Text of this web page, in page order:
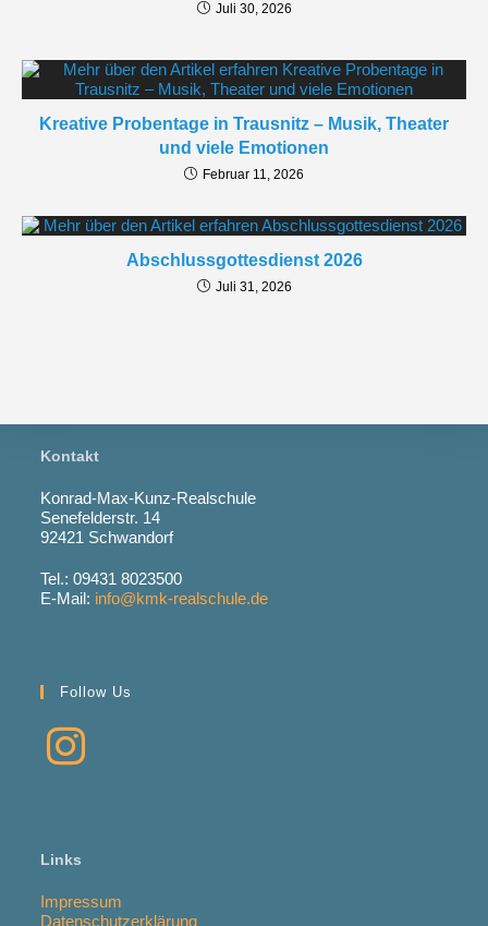
Juli 30, 2026
Kreative Probentage in Trausnitz – Musik, Theater
und viele Emotionen
Februar 11, 2026
Abschlussgottesdienst 2026
Juli 31, 2026
Kontakt
Konrad-Max-Kunz-Realschule
Senefelderstr. 14
92421 Schwandorf
Tel.: 09431 8023500
E-Mail: info@kmk-realschule.de
Follow Us
Links
Impressum
Datenschutzerklärung